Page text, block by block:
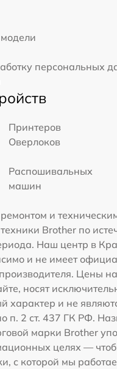
персональных
Принтеров
Оверлоков
Распошивальных
машин
и
Brother по
Наш центр в
и не имеет
Цены
носят
характер и не
п. 2 ст. 437 ГК РФ.
марки Brother
целях —
с которой мы